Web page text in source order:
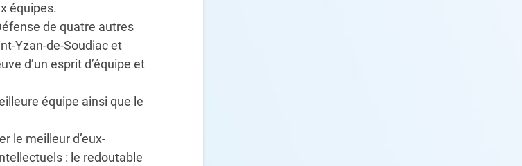
équipes.
de quatre autres
Yzan-de-Soudiac et
d’un esprit d’équipe et
équipe ainsi que le
le meilleur d’eux-
: le redoutable